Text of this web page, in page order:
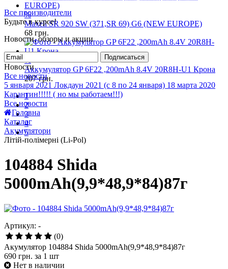
%
Maxell SR 920 SW (371,SR 69) G6 (NEW EUROPE)
68грн.
%
Аккумулятор GP 6F22 ,200mAh 8.4V 20R8H-U1 Крона
207грн.
1
2
3
4
5
Sony/Murata
Toshiba
Все производители
Будьте в курсе!
Новости, обзоры и акции
Подписаться
Новости
Все новости
5 января 2021
Карантин!!!!! ( но мы работаем!!!)
Все новости
Головна
Акумулятори
Літій-полімерні (Li-Pol)
104884 Shida
5000mAh(9,9*48,9*84)87г
Артикул: -
(0)